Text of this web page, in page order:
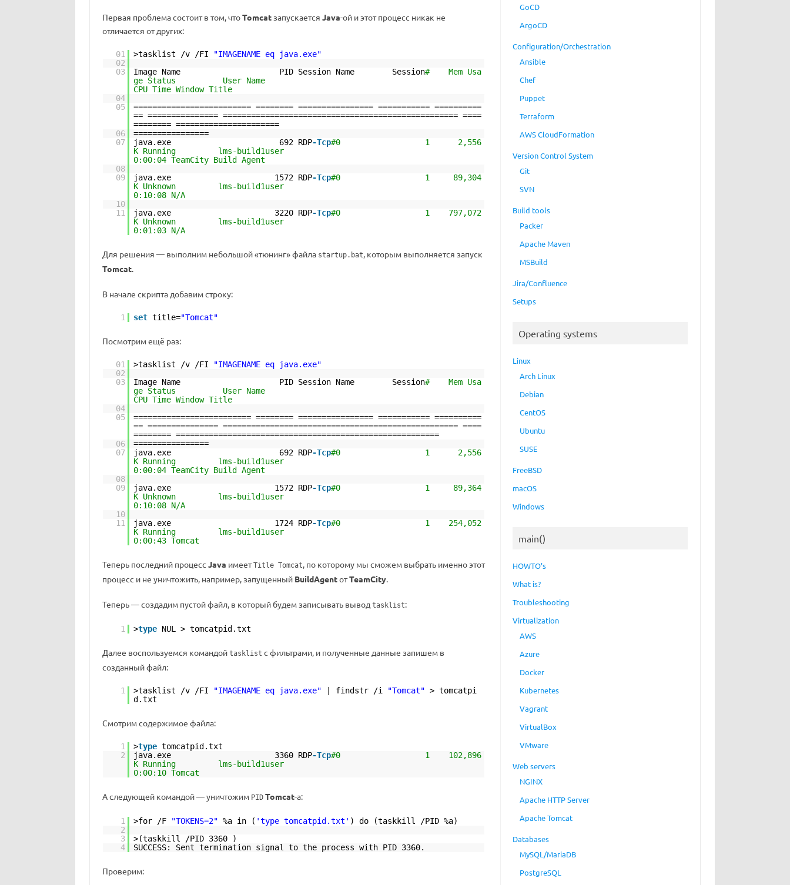
Первая проблема состоит в том, чтоTomcatзапускается Java-ой и этот процесс никак не
отличается от других:
01 >tasklist /v /FI
"IMAGENAME eq java.exe"
02
03
Image Name PID Session Name Session# Mem Usa
ge Status User Name
CPU Time Window Title
04
05
========================= ======== ================ =========== ==========
== =============== ================================================== ====
======== ======================
06
================
07
java.exe 692 RDP-Tcp#0 1 2,556
K Running lms-build1user
0:00:04 TeamCity Build Agent
08
09
java.exe 1572 RDP-Tcp#0 1 89,304
K Unknown lms-build1user
0:10:08 N/A
10
11
java.exe 3220 RDP-Tcp#0 1 797,072
K Unknown lms-build1user
0:01:03 N/A
Для решения — выполним небольшой «тюнинг» файла startup.bat, которым выполняется запуск
Tomcat.
В начале скрипта добавим строку:
1 set title="Tomcat"
Посмотрим ещё раз:
01 >tasklist /v /FI
"IMAGENAME eq java.exe"
02
03
Image Name PID Session Name Session# Mem Usa
ge Status User Name
CPU Time Window Title
04
05
========================= ======== ================ =========== ==========
== =============== ================================================== ====
======== ========================================================
06
================
07
java.exe 692 RDP-Tcp#0 1 2,556
K Running lms-build1user
0:00:04 TeamCity Build Agent
08
09
java.exe 1572 RDP-Tcp#0 1 89,364
K Unknown lms-build1user
0:10:08 N/A
10
11
java.exe 1724 RDP-Tcp#0 1 254,052
K Running lms-build1user
0:00:43 Tomcat
Теперь последний процесс Java имеетTitle Tomcat, по которому мы сможем выбрать именно этот
процесс и не уничтожить, например, запущенный BuildAgentотTeamCity.
Теперь — создадим пустой файл, в который будем записывать вывод tasklist:
1 >type NUL > tomcatpid.txt
Далее воспользуемся командой tasklist с фильтрами, и полученные данные запишем в
созданный файл:
1 >tasklist /v /FI "IMAGENAME eq java.exe" | findstr /i "Tomcat" > tomcatpi
d.txt
Смотрим содержимое файла:
1 >type tomcatpid.txt
2
java.exe 3360 RDP-Tcp#0 1 102,896
K Running lms-build1user
0:00:10 Tomcat
А следующей командой — уничтожим PID Tomcat-а:
1 >for /F "TOKENS=2" %a in ( 'type tomcatpid.txt' ) do (taskkill /PID %a)
2
3
>(taskkill /PID 3360 )
4
SUCCESS: Sent termination signal to the process with PID 3360.
Проверим:
GoCD
ArgoCD
Configuration/Orchestration
Ansible
Chef
Puppet
Terraform
AWS CloudFormation
Version Control System
Git
SVN
Build tools
Packer
Apache Maven
MSBuild
Jira/Confluence
Setups
Operating systems
Linux
Arch Linux
Debian
CentOS
Ubuntu
SUSE
FreeBSD
macOS
Windows
main()
HOWTO’s
What is?
Troubleshooting
Virtualization
AWS
Azure
Docker
Kubernetes
Vagrant
VirtualBox
VMware
Web servers
NGINX
Apache HTTP Server
Apache Tomcat
Databases
MySQL/MariaDB
PostgreSQL